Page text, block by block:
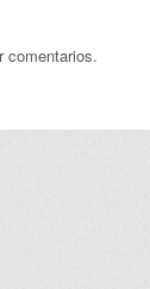
comentarios.